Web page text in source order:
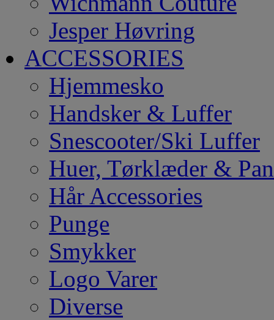
Jesper Høvring
ACCESSORIES
Hjemmesko
Handsker & Luffer
Snescooter/Ski Luffer
Huer, Tørklæder &
Hår Accessories
Punge
Smykker
Logo Varer
Diverse